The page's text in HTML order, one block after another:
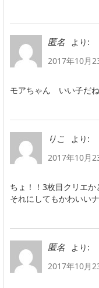
匿名
より:
2017年10月
モアちゃん いい子だ
りこ
より:
2017年10月
ちょ！！3枚目クリエか
それにしてもかわいい
匿名
より:
2017年10月